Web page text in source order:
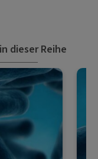
dieser Reihe